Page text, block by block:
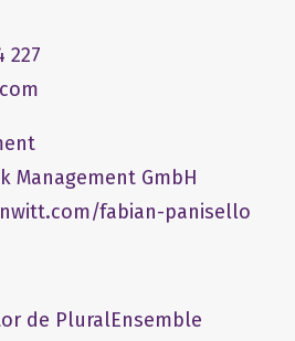
227
Management GmbH​
fabian-panisello
de PluralEnsemble